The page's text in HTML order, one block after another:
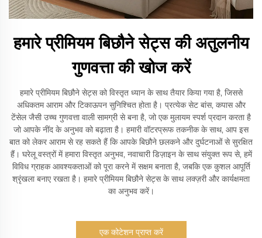
हमारे प्रीमियम बिछौने सेट्स की अतुलनीय
गुणवत्ता की खोज करें
हमारे प्रीमियम बिछौने सेट्स को विस्तृत ध्यान के साथ तैयार किया गया है, जिससे
अधिकतम आराम और टिकाऊपन सुनिश्चित होता है। प्रत्येक सेट बांस, कपास और
टेंसेल जैसी उच्च गुणवत्ता वाली सामग्री से बना है, जो एक मुलायम स्पर्श प्रदान करता है
जो आपके नींद के अनुभव को बढ़ाता है। हमारी वॉटरप्रूफ तकनीक के साथ, आप इस
बात को लेकर आराम से रह सकते हैं कि आपके बिछौने छलकने और दुर्घटनाओं से सुरक्षित
हैं। घरेलू वस्त्रों में हमारा विस्तृत अनुभव, नवाचारी डिज़ाइन के साथ संयुक्त रूप से, हमें
विविध ग्राहक आवश्यकताओं को पूरा करने में सक्षम बनाता है, जबकि एक कुशल आपूर्ति
श्रृंखला बनाए रखता है। हमारे प्रीमियम बिछौने सेट्स के साथ लक्ज़री और कार्यक्षमता
का अनुभव करें।
एक कोटेशन प्राप्त करें